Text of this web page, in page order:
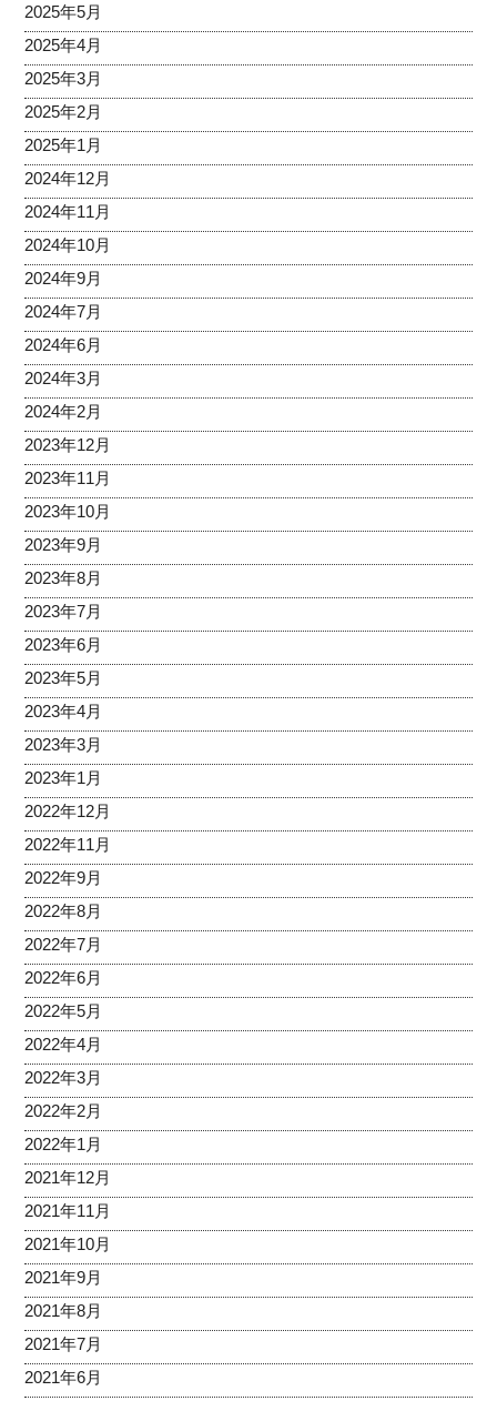
2025年5月
2025年4月
2025年3月
2025年2月
2025年1月
2024年12月
2024年11月
2024年10月
2024年9月
2024年7月
2024年6月
2024年3月
2024年2月
2023年12月
2023年11月
2023年10月
2023年9月
2023年8月
2023年7月
2023年6月
2023年5月
2023年4月
2023年3月
2023年1月
2022年12月
2022年11月
2022年9月
2022年8月
2022年7月
2022年6月
2022年5月
2022年4月
2022年3月
2022年2月
2022年1月
2021年12月
2021年11月
2021年10月
2021年9月
2021年8月
2021年7月
2021年6月